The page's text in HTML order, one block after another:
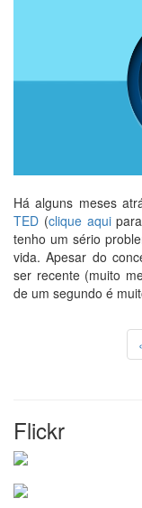
Há alguns meses
TED (clique aquipara
tenho um sério
vida. Apesar do
ser recente (muito
de um segundo é
Flickr